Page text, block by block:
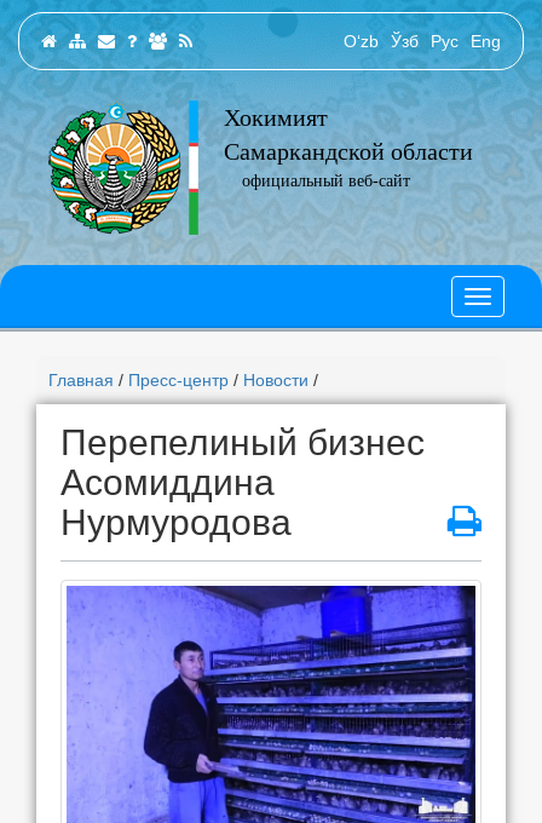
O‘zb Ўзб Рус Eng
Хокимият
Самаркандской области
официальный веб-сайт
Главная / Пресс-центр / Новости /
Перепелиный бизнес
Асомиддина
Нурмуродова